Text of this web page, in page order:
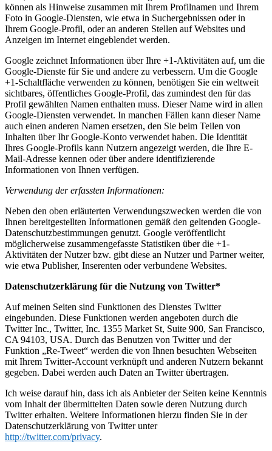
können als Hinweise zusammen mit Ihrem Profilnamen und Ihrem
Foto in Google-Diensten, wie etwa in Suchergebnissen oder in
Ihrem Google-Profil, oder an anderen Stellen auf Websites und
Anzeigen im Internet eingeblendet werden.
Google zeichnet Informationen über Ihre +1-Aktivitäten auf, um die
Google-Dienste für Sie und andere zu verbessern. Um die Google
+1-Schaltfläche verwenden zu können, benötigen Sie ein weltweit
sichtbares, öffentliches Google-Profil, das zumindest den für das
Profil gewählten Namen enthalten muss. Dieser Name wird in allen
Google-Diensten verwendet. In manchen Fällen kann dieser Name
auch einen anderen Namen ersetzen, den Sie beim Teilen von
Inhalten über Ihr Google-Konto verwendet haben. Die Identität
Ihres Google-Profils kann Nutzern angezeigt werden, die Ihre E-
Mail-Adresse kennen oder über andere identifizierende
Informationen von Ihnen verfügen.
Verwendung der erfassten Informationen:
Neben den oben erläuterten Verwendungszwecken werden die von
Ihnen bereitgestellten Informationen gemäß den geltenden Google-
Datenschutzbestimmungen genutzt. Google veröffentlicht
möglicherweise zusammengefasste Statistiken über die +1-
Aktivitäten der Nutzer bzw. gibt diese an Nutzer und Partner weiter,
wie etwa Publisher, Inserenten oder verbundene Websites.
Datenschutzerklärung für die Nutzung von Twitter*
Auf meinen Seiten sind Funktionen des Dienstes Twitter
eingebunden. Diese Funktionen werden angeboten durch die
Twitter Inc., Twitter, Inc. 1355 Market St, Suite 900, San Francisco,
CA 94103, USA. Durch das Benutzen von Twitter und der
Funktion „Re-Tweet“ werden die von Ihnen besuchten Webseiten
mit Ihrem Twitter-Account verknüpft und anderen Nutzern bekannt
gegeben. Dabei werden auch Daten an Twitter übertragen.
Ich weise darauf hin, dass ich als Anbieter der Seiten keine Kenntnis
vom Inhalt der übermittelten Daten sowie deren Nutzung durch
Twitter erhalten. Weitere Informationen hierzu finden Sie in der
Datenschutzerklärung von Twitter unter
http://twitter.com/privacy.